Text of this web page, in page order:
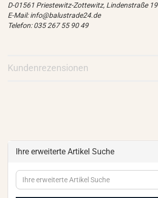
D-01561 Priestewitz-Zottewitz, Lindenstraße 19
E-Mail: info@balustrade24.de
Telefon: 035 267 55 90 49
Kundenrezensionen
Ihre erweiterte Artikel Suche
Ihre
erweiterte